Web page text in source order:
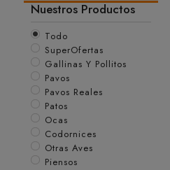
Nuestros Productos
Todo
SuperOfertas
Gallinas Y Pollitos
Pavos
Pavos Reales
Patos
Ocas
Codornices
Otras Aves
Piensos